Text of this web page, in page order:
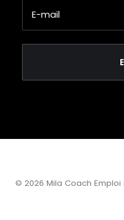
© 2026 Mila Coach